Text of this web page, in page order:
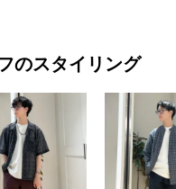
のスタイリング